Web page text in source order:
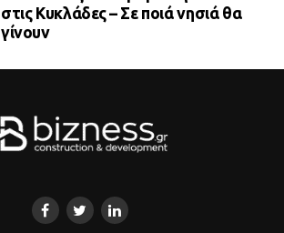
στις Κυκλάδες – Σε ποιά νησιά θα
γίνουν